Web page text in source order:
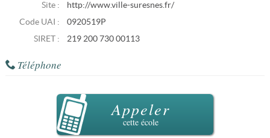
Site :
http://www.ville-suresnes.fr/
Code UAI :
0920519P
SIRET :
219 200 730 00113
Téléphone
Appeler
cette école